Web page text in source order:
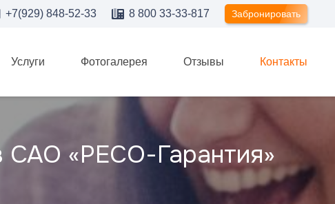
+7(929) 848-52-33 8 800 33-33-817 Забронировать
Услуги Фотогалерея Отзывы Контакты
САО «РЕСО-Гарантия»